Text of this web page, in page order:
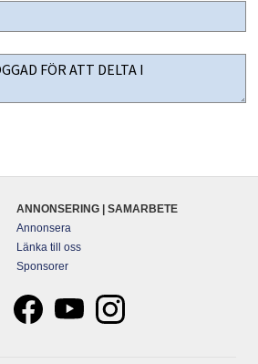
ANNONSERING | SAMARBETE
Annonsera
Länka till oss
Sponsorer